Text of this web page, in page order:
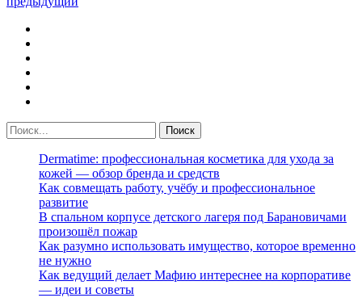
Dermatime: профессиональная косметика для ухода за
кожей — обзор бренда и средств
Как совмещать работу, учёбу и профессиональное
развитие
В спальном корпусе детского лагеря под Барановичами
произошёл пожар
Как разумно использовать имущество, которое временно
не нужно
Как ведущий делает Мафию интереснее на корпоративе
— идеи и советы